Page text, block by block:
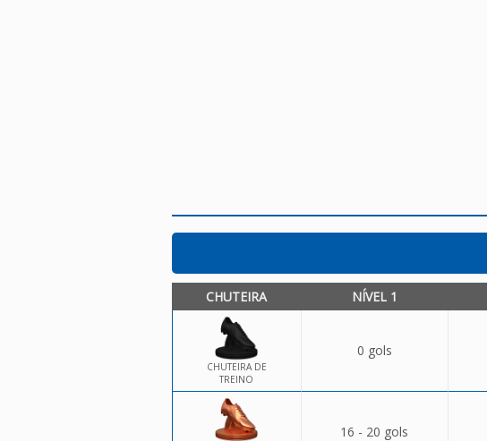
CHUTEIRA NÍVEL 1
CHUTEIRA DE
TREINO
0 gols
16 - 20 gols